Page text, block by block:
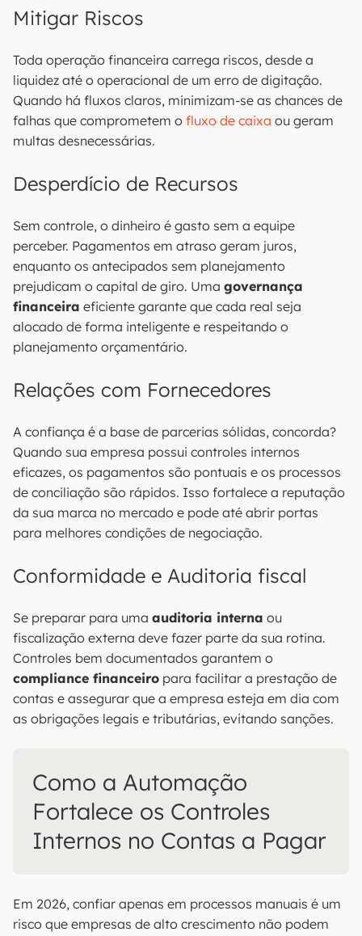
Mitigar Riscos
Toda operação financeira carrega riscos, desde a
liquidez até o operacional de um erro de digitação.
Quando há fluxos claros, minimizam-se as chances de
falhas que comprometem o fluxo de caixa ou geram
multas desnecessárias.
Desperdício de Recursos
Sem controle, o dinheiro é gasto sem a equipe
perceber. Pagamentos em atraso geram juros,
enquanto os antecipados sem planejamento
prejudicam o capital de giro. Uma governança
financeira eficiente garante que cada real seja
alocado de forma inteligente e respeitando o
planejamento orçamentário.
Relações com Fornecedores
A confiança é a base de parcerias sólidas, concorda?
Quando sua empresa possui controles internos
eficazes, os pagamentos são pontuais e os processos
de conciliação são rápidos. Isso fortalece a reputação
da sua marca no mercado e pode até abrir portas
para melhores condições de negociação.
Conformidade e Auditoria fiscal
Se preparar para uma auditoria interna ou
fiscalização externa deve fazer parte da sua rotina.
Controles bem documentados garantem o
compliance financeiro para facilitar a prestação de
contas e assegurar que a empresa esteja em dia com
as obrigações legais e tributárias, evitando sanções.
Como a Automação
Fortalece os Controles
Internos no Contas a Pagar
Em 2026, confiar apenas em processos manuais é um
risco que empresas de alto crescimento não podem